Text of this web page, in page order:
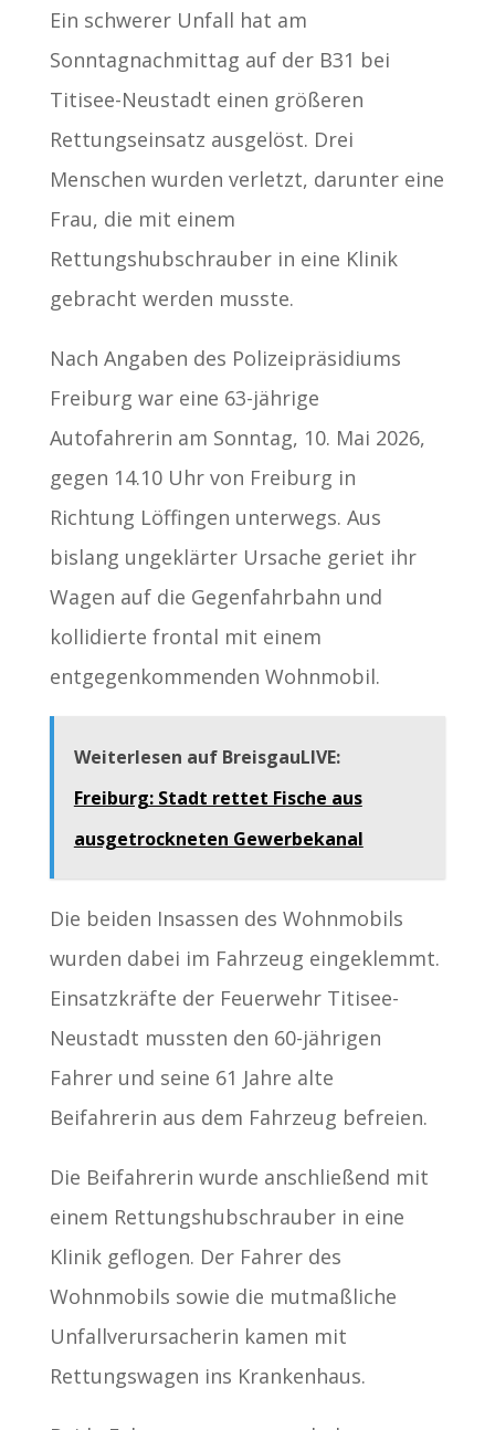
Ein schwerer Unfall hat am
Sonntagnachmittag auf der B31 bei
Titisee-Neustadt einen größeren
Rettungseinsatz ausgelöst. Drei
Menschen wurden verletzt, darunter eine
Frau, die mit einem
Rettungshubschrauber in eine Klinik
gebracht werden musste.
Nach Angaben des Polizeipräsidiums
Freiburg war eine 63-jährige
Autofahrerin am Sonntag, 10. Mai 2026,
gegen 14.10 Uhr von Freiburg in
Richtung Löffingen unterwegs. Aus
bislang ungeklärter Ursache geriet ihr
Wagen auf die Gegenfahrbahn und
kollidierte frontal mit einem
entgegenkommenden Wohnmobil.
Weiterlesen auf BreisgauLIVE:
Freiburg: Stadt rettet Fische aus
ausgetrockneten Gewerbekanal
Die beiden Insassen des Wohnmobils
wurden dabei im Fahrzeug eingeklemmt.
Einsatzkräfte der Feuerwehr Titisee-
Neustadt mussten den 60-jährigen
Fahrer und seine 61 Jahre alte
Beifahrerin aus dem Fahrzeug befreien.
Die Beifahrerin wurde anschließend mit
einem Rettungshubschrauber in eine
Klinik geflogen. Der Fahrer des
Wohnmobils sowie die mutmaßliche
Unfallverursacherin kamen mit
Rettungswagen ins Krankenhaus.